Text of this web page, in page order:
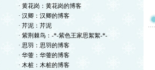
· 黄花岗：黄花岗的博客
· 汉卿：汉卿的博客
· 芹泥：芹泥
· 紫荆棘鸟：-*-紫色王家思絮絮-*-
· 思羽：思羽的博客
· 华蓥：华蓥的博客
· 木桩：木桩的博客